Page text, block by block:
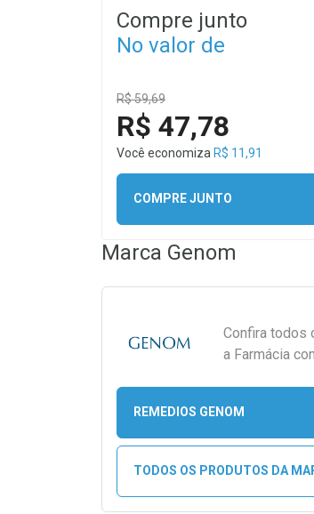
Compre junto
No valor de
R$ 59,69
R$ 47,78
Você economiza R$ 11,91
COMPRE JUNTO
Marca Genom
Confira todos
a Farmácia
REMEDIOS GENOM
TODOS OS PRODUTOS DA